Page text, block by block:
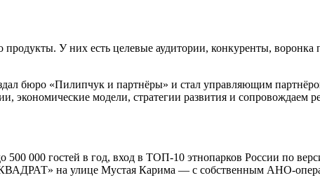
У них есть целевые аудитории, конкуренты,
бюро «Пилипчук и партнёры» и стал управляющим
модели, стратегии развития и сопровождаем
000 гостей в год, вход в ТОП‑10 этнопарков России по
на улице Мустая Карима — с собственным